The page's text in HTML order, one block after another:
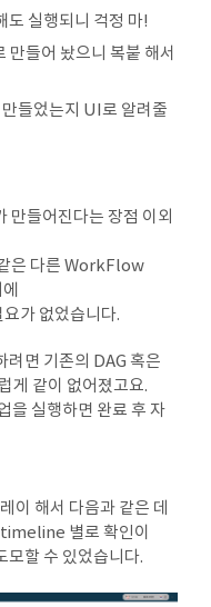
실행되니 걱정 마!
들어 놨으니 복붙 해서
들었는지 UI로 알려줄
만들어진다는 장점 이외
은 다른 WorkFlow
가 없었습니다.
려면 기존의 DAG 혹은
게 같이 없어졌고요.
을 실행하면 완료 후 자
이 해서 다음과 같은 데
별로 확인이
모할 수 있었습니다.